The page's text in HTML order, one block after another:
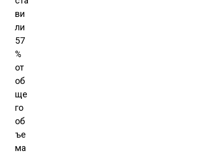
ви
ли
57
%
от
об
ще
го
об
ъе
ма